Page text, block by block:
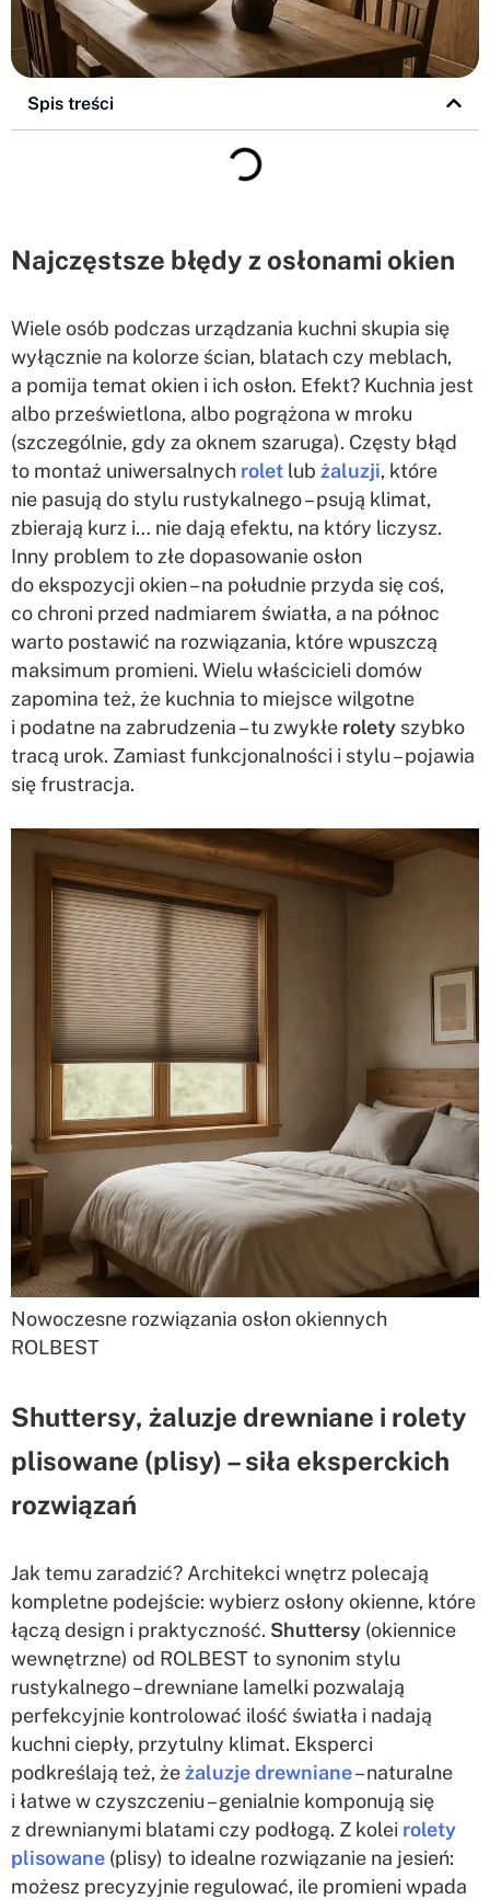
Spis treści
Najczęstsze błędy z osłonami okien
Wiele osób podczas urządzania kuchni skupia się
wyłącznie na kolorze ścian, blatach czy meblach,
a pomija temat okien i ich osłon. Efekt? Kuchnia jest
albo prześwietlona, albo pogrążona w mroku
(szczególnie, gdy za oknem szaruga). Częsty błąd
to montaż uniwersalnych rolet lub żaluzji, które
nie pasują do stylu rustykalnego – psują klimat,
zbierają kurz i… nie dają efektu, na który liczysz.
Inny problem to złe dopasowanie osłon
do ekspozycji okien – na południe przyda się coś,
co chroni przed nadmiarem światła, a na północ
warto postawić na rozwiązania, które wpuszczą
maksimum promieni. Wielu właścicieli domów
zapomina też, że kuchnia to miejsce wilgotne
i podatne na zabrudzenia – tu zwykłe rolety szybko
tracą urok. Zamiast funkcjonalności i stylu – pojawia
się frustracja.
Nowoczesne rozwiązania osłon okiennych
ROLBEST
Shuttersy, żaluzje drewniane i rolety
plisowane (plisy) – siła eksperckich
rozwiązań
Jak temu zaradzić? Architekci wnętrz polecają
kompletne podejście: wybierz osłony okienne, które
łączą design i praktyczność. Shuttersy (okiennice
wewnętrzne) od ROLBEST to synonim stylu
rustykalnego – drewniane lamelki pozwalają
perfekcyjnie kontrolować ilość światła i nadają
kuchni ciepły, przytulny klimat. Eksperci
podkreślają też, żeżaluzje drewniane– naturalne
i łatwe w czyszczeniu – genialnie komponują się
z drewnianymi blatami czy podłogą. Z kolei rolety
plisowane (plisy) to idealne rozwiązanie na jesień:
możesz precyzyjnie regulować, ile promieni wpada